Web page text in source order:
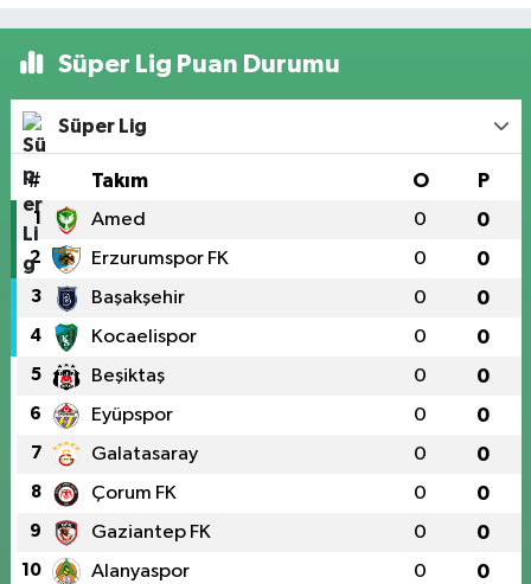
Süper Lig Puan Durumu
Süper Lig
# Takım O P
1 Amed 0 0
2 Erzurumspor FK 0 0
3 Başakşehir 0 0
4 Kocaelispor 0 0
5 Beşiktaş 0 0
6 Eyüpspor 0 0
7 Galatasaray 0 0
8 Çorum FK 0 0
9 Gaziantep FK 0 0
10 Alanyaspor 0 0